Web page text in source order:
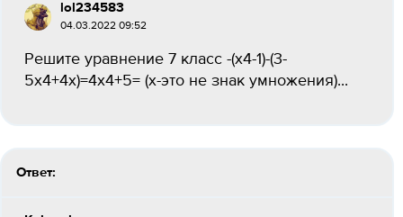
lol234583
04.03.2022 09:52
Решите уравнение 7 класс -(х4-1)-(3-
5х4+4х)=4х4+5= (х-это не знак умножения)...
Ответ: